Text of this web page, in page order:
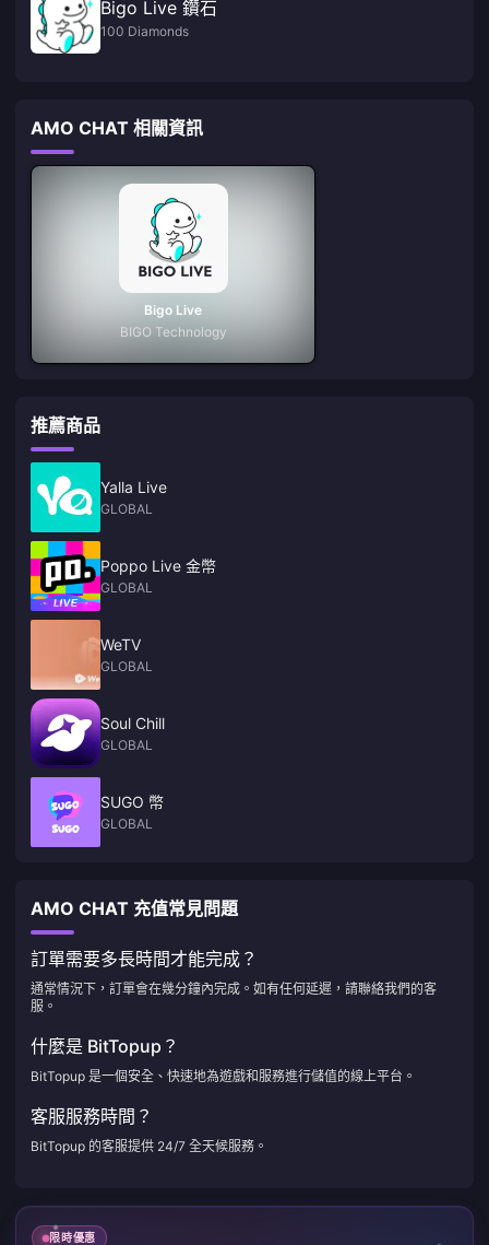
Bigo Live 鑽石
100 Diamonds
AMO CHAT 相關資訊
Bigo Live
BIGO Technology
推薦商品
Yalla Live
GLOBAL
Poppo Live 金幣
GLOBAL
WeTV
GLOBAL
Soul Chill
GLOBAL
SUGO 幣
GLOBAL
AMO CHAT 充值常見問題
訂單需要多長時間才能完成？
通常情況下，訂單會在幾分鐘內完成。如有任何延遲，請聯絡我們的客
服。
什麼是 BitTopup？
BitTopup 是一個安全、快速地為遊戲和服務進行儲值的線上平台。
客服服務時間？
BitTopup 的客服提供 24/7 全天候服務。
限時優惠